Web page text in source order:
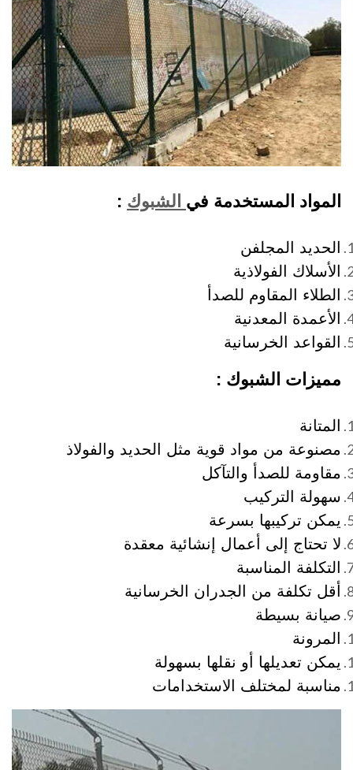
المواد المستخدمة في الشبوك :
الحديد المجلفن
الأسلاك الفولاذية
الطلاء المقاوم للصدأ
الأعمدة المعدنية
القواعد الخرسانية
مميزات الشبوك :
المتانة
مصنوعة من مواد قوية مثل الحديد والفولاذ
مقاومة للصدأ والتآكل
سهولة التركيب
يمكن تركيبها بسرعة
لا تحتاج إلى أعمال إنشائية معقدة
التكلفة المناسبة
أقل تكلفة من الجدران الخرسانية
صيانة بسيطة
المرونة
يمكن تعديلها أو نقلها بسهولة
مناسبة لمختلف الاستخدامات